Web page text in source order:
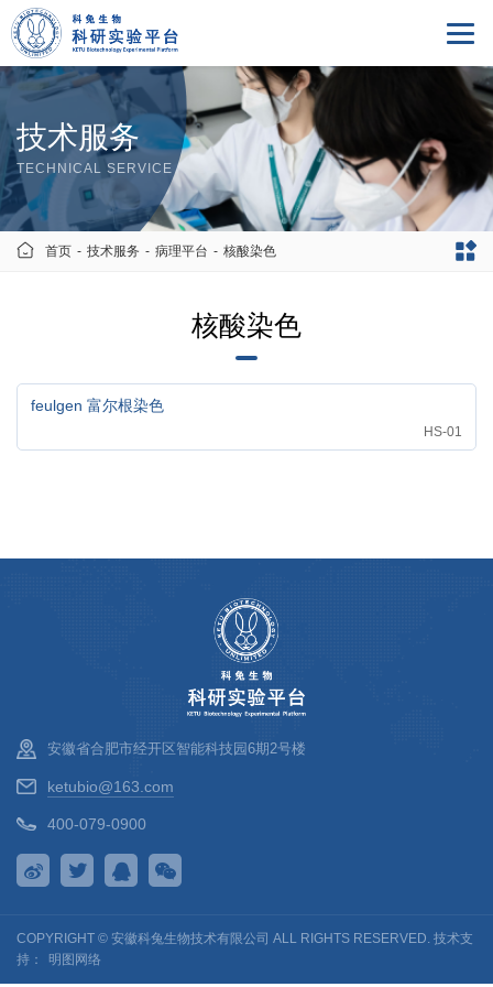
技术服务
TECHNICAL SERVICE
首页 - 技术服务 - 病理平台 - 核酸染色
核酸染色
feulgen 富尔根染色
HS-01
安徽省合肥市经开区智能科技园6期2号楼
ketubio@163.com
400-079-0900
COPYRIGHT © 安徽科兔生物技术有限公司 ALL RIGHTS RESERVED. 技术支
持：
明图网络